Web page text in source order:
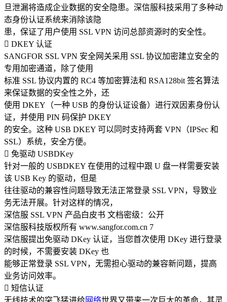
旦泄漏将造成企业数据的安全隐患。深信服科技采用了多种动
态身份认证系统来消除该隐
患，保证了用户使用 SSL VPN 访问总部资源时的安全性。
 DKEY 认证
SANGFOR SSL VPN 安全网关采用 SSL 协议加密建立安全的
专用加密通道，除了使用
标准 SSL 协议内置的 RC4 等加密算法和 RSA128bit 签名算法
来保证数据的安全性之外，还
使用 DKEY（一种 USB 的身份认证设备）进行双因素身份认
证，并使用 PIN 码保护 DKEY
的安全。这种 USB DKEY 可以同时支持两套 VPN（IPSec 和
SSL）系统，安全方便。
 免驱动 USBDKey
针对一般的 USBDKEY 在使用的过程中跟 U 盘一样需要安装
该 USB Key 的驱动，但是
往往驱动的兼容性问题导致无法正常登录 SSL VPN，导致业
务无法开展。针对这样的情况，
深信服 SSL VPN 产品白皮书 文档密级：公开
深信服科技版权所有 www.sangfor.com.cn 7
深信服提出免驱动 DKey 认证，当您首次使用 DKey 进行登录
的时候，不需要安装 DKey 也
能够正常登录 SSL VPN，无需担心驱动的兼容新问题，提高
业务访问效率。
 短信认证
无线技术的突飞猛进给 网络世界又带来一次巨大的革命，其灵